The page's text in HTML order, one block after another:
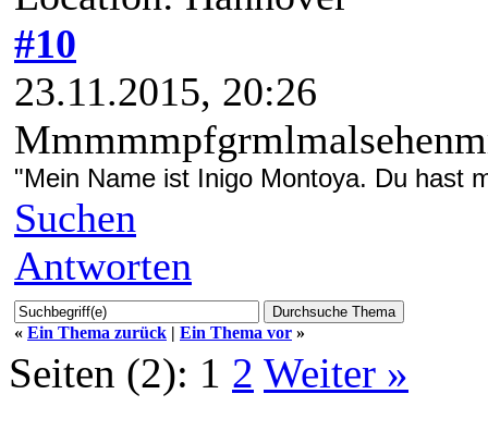
#10
23.11.2015, 20:26
"Mein Name ist Inigo Montoya. Du hast
Suchen
Antworten
« Ein Thema zurück | Ein Thema vor »
Seiten (2): 1 2 Weiter »